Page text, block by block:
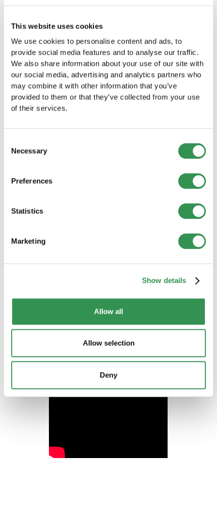
This website uses cookies
We use cookies to personalise content and ads, to
provide social media features and to analyse our traffic.
We also share information about your use of our site with
our social media, advertising and analytics partners who
may combine it with other information that you’ve
provided to them or that they’ve collected from your use
of their services.
Selection
Necessary
Preferences
Statistics
Marketing
Show details
Allow all
Allow selection
Deny
Articoli correlati
Costituzione con conferimento in contanti in
Svizzera
Società anonima con conferimento in natura
Società a garanzia limitata con conferimento
in contanti
Confronto tra società di capitali
Riassunto
Il conferimento in contanti rappresenta il modo
Startups.ch beneficerete di procedure chiare,
rapide operazioni bancarie e una costituzione
Costituire una Sagl in Svizzera
Costituire una SA in Svizzera